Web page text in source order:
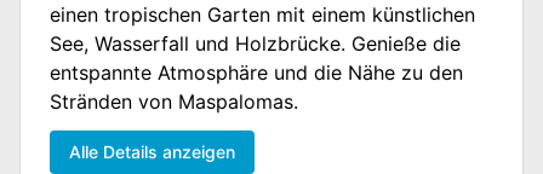
einen tropischen Garten mit einem künstlichen
See, Wasserfall und Holzbrücke. Genieße die
entspannte Atmosphäre und die Nähe zu den
Stränden von Maspalomas.
Alle Details anzeigen